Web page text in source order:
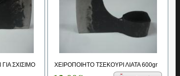
ΣΧΙΣΙΜΟ
ΧΕΙΡΟΠΟΙΗΤΟ ΤΣΕΚΟΥΡΙ ΛΙΑΤΑ 600gr